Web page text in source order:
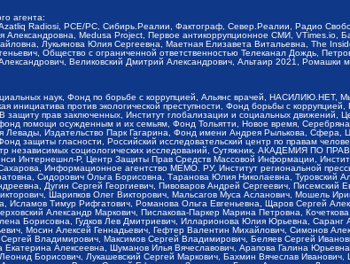
агента:
Radiosi, PCE/PC, Сибирь.Реалии, Фактограф, Север.Реалии, Радио
Александровна, Medusa Project, Первое антикоррупционное СМИ,
Лукьянова Юлия Сергеевна, Маетная Елизавета Витальевна, The
Общество с ограниченной ответственностью Телеканал Дождь,
Великовский Дмитрий Александрович, Альтаир 2021, Ромашки
наук, Фонд по борьбе с коррупцией, Альянс врачей,
против экологической преступности, Фонд борьбы с
защиту прав заключенных, Институт глобализации и социальных
помощи осужденным и их семьям, Фонд Тольятти, Новое время,
Издательство Парк Гагарина, Фонд имени Андрея Рылькова,
защиты гласности, Российский исследовательский центр по правам
независимых социологических исследований, Сутяжник, АКАДЕМИЯ ПО
Интернешнл-Р, Центр Защиты Прав Средств Массовой Информации,
Информационное агентство МЕМО. РУ, Институт региональной
Сидорович Ольга Борисовна, Таранова Юлия Николаевна, Туровский
Дугин Сергей Георгиевич, Пивоваров Андрей Сергеевич, Писемский
Шарипков Олег Викторович, Мальсагов Муса Асланович, Мошель
Тимур Рифгатович, Романова Ольга Евгеньевна, Щаров Сергей
Александр Маркович, Пислакова-Паркер Марина Петровна,
Борисовна, Гудков Лев Дмитриевич, Илларионова Юлия Юрьевна,
Мосин Алексей Геннадьевич, Гефтер Валентин Михайлович, Симонов
Владимирович, Максимов Сергей Владимирович, Беляев Сергей
Алексеевна, Шуманов Илья Вячеславович, Арапова Галина
Борисович, Лукашевский Сергей Маркович, Бахмин Вячеслав